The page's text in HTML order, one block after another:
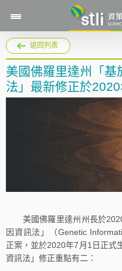
返回列表
美國佛羅里達州「基
法」最新修正於
美國佛羅里達州州長於
因資訊法」（Genetic
正案，並於2020年7月1日正式
資訊法」修正重點有二：